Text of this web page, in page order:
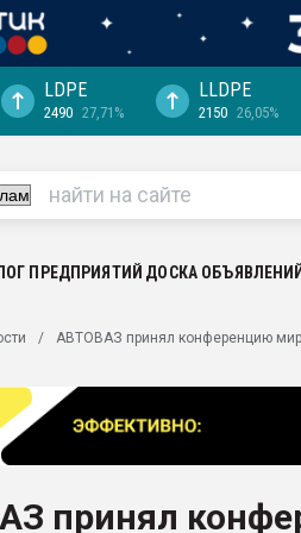
выходит на
рынке
LDPE
2490 27,71%
LLDPE
2150 26,05%
ПРЕДПРИЯТИЙ ДОСКА ОБЪЯВЛЕНИЙ
АВТОВАЗ принял конференцию
принял